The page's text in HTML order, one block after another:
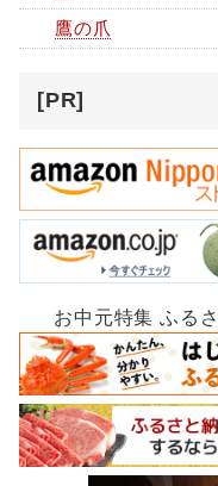
鷹の爪
[PR]
お中元特集 ふる